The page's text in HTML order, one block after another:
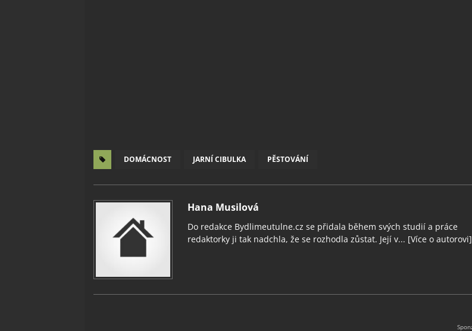
DOMÁCNOST JARNÍ CIBULKA PĚSTOVÁNÍ
Hana Musilová
Do redakce Bydlimeutulne.cz se přidala během svých studií a práce
redaktorky ji tak nadchla, že se rozhodla zůstat. Její v... [Více o autorovi]